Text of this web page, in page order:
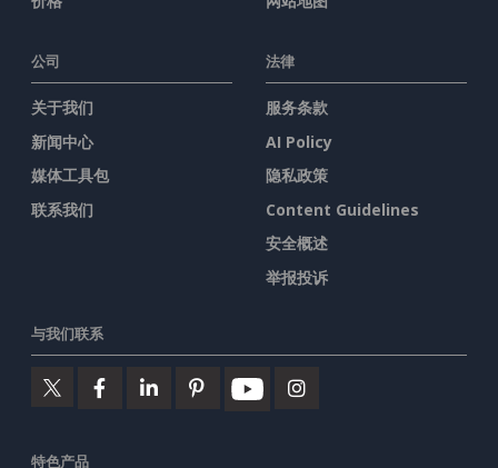
公司
关于我们
新闻中心
媒体工具包
联系我们
法律
服务条款
AI Policy
隐私政策
Content Guidelines
安全概述
举报投诉
与我们联系
特色产品